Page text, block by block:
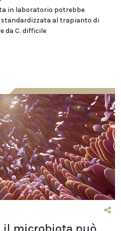
in laboratorio potrebbe
al trapianto di
da C. difficile